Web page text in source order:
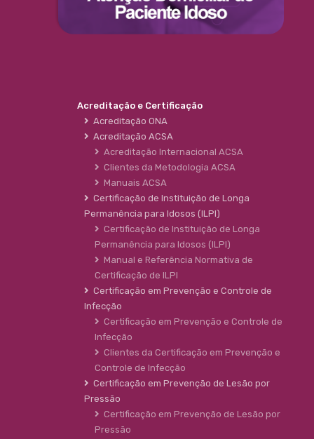
Acreditação e Certificação
Acreditação ONA
Acreditação ACSA
Acreditação Internacional ACSA
Clientes da Metodologia ACSA
Manuais ACSA
Certificação de Instituição de Longa
Permanência para Idosos (ILPI)
Certificação de Instituição de Longa
Permanência para Idosos (ILPI)
Manual e Referência Normativa de
Certificação de ILPI
Certificação em Prevenção e Controle de
Infecção
Certificação em Prevenção e Controle de
Infecção
Clientes da Certificação em Prevenção e
Controle de Infecção
Certificação em Prevenção de Lesão por
Pressão
Certificação em Prevenção de Lesão por
Pressão